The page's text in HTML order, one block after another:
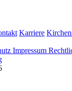
Karriere
Impressum